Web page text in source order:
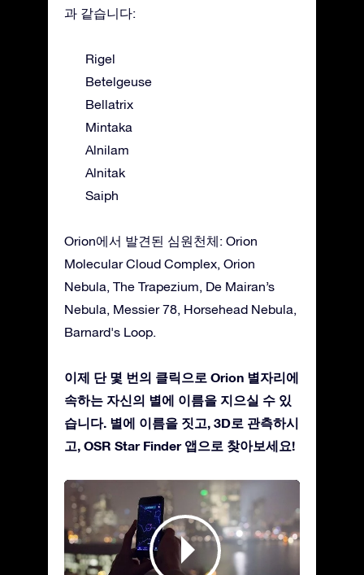
과 같습니다:
Rigel
Betelgeuse
Bellatrix
Mintaka
Alnilam
Alnitak
Saiph
Orion에서 발견된 심원천체: Orion
Molecular Cloud Complex, Orion
Nebula, The Trapezium, De Mairan’s
Nebula, Messier 78, Horsehead Nebula,
Barnard's Loop.
이제 단 몇 번의 클릭으로 Orion 별자리에
속하는 자신의 별에 이름을 지으실 수 있
습니다. 별에 이름을 짓고, 3D로 관측하시
고, OSR Star Finder 앱으로 찾아보세요!